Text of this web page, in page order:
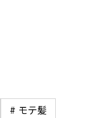
# モテ髪